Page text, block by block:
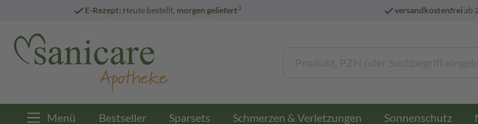
E-Rezept: Heute bestellt, morgen geliefert3 versandkostenfreiab
Menü Bestseller Sparsets Schmerzen & Verletzungen Sonnenschutz